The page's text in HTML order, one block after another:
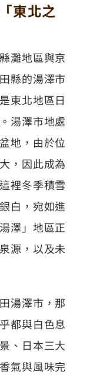
東北之
灘地區與京
縣的湯澤市
東北地區日
湯澤市地處
地，由於位
，因此成為
裡冬季積雪
白，宛如進
澤」地區正
源，以及未
湯澤市，那
都與白色息
、日本三大
氣與風味完